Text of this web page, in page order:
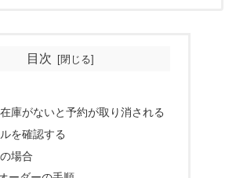
目次
庫がないと予約が取り消される
を確認する
場合